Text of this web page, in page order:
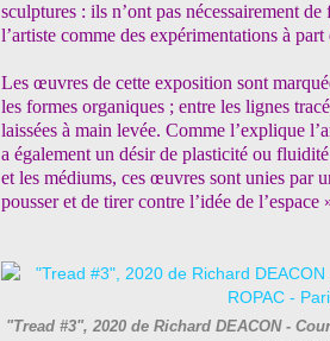
sculptures : ils n’ont pas nécessairement
l’artiste comme des expérimentations à part
Les œuvres de cette exposition sont
les formes organiques ; entre les lignes
laissées à main levée. Comme l’explique
a également un désir de plasticité ou
et les médiums, ces œuvres sont unies par
pousser et de tirer contre l’idée de l’espace
"Tread #3", 2020 de Richard DEACON -